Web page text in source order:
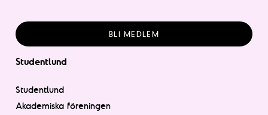
BLI MEDLEM
Studentlund
Studentlund
Akademiska föreningen